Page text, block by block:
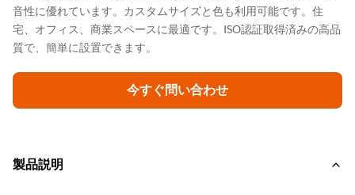
音性に優れています。カスタムサイズと色も利用可能です。住
宅、オフィス、商業スペースに最適です。ISO認証取得済みの高品
質で、簡単に設置できます。
今すぐ問い合わせ
製品説明